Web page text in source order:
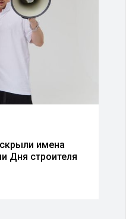
имена
Дня строителя